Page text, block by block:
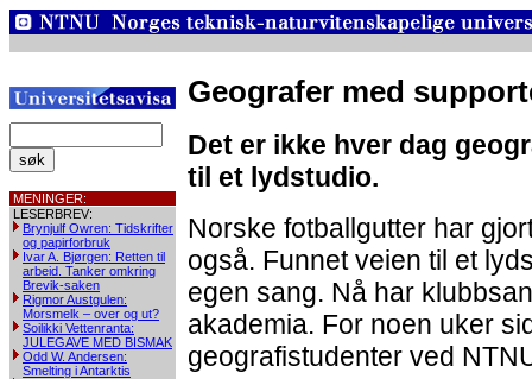
MENINGER:
LESERBREV:
Brynjulf Owren: Tidskrifter
og papirforbruk
Ivar A. Bjørgen: Retten til
arbeid. Tanker omkring
Brevik-saken
Rigmor Austgulen:
Morsmelk – over og ut?
Soilikki Vettenranta:
JULEGAVE MED BISMAK
Odd W. Andersen:
Smelting i Antarktis
Geografer med
Det er ikke hver dag
til et lydstudio.
Norske fotballgutter har
også. Funnet veien til et
egen sang. Nå har
akademia. For noen uker
geografistudenter ved